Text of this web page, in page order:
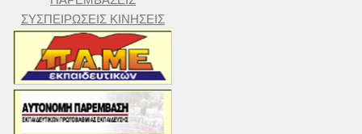
ΣΥΣΠΕΙΡΩΣΕΙΣ ΚΙΝΗΣΕΙΣ